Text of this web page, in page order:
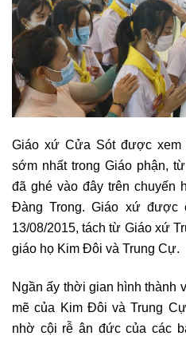
Giáo xứ Cửa Sót được
sớm nhất trong Giáo phận,
đã ghé vào đây trên chuyến
Đàng Trong. Giáo xứ được
13/08/2015, tách từ Giáo xứ
giáo họ Kim Đôi và Trung Cự.
Ngần ấy thời gian hình thành
mẽ của Kim Đôi và Trung
nhờ cội rễ ân đức của các